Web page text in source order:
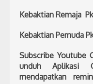
Kebaktian Remaja
Kebaktian Pemuda
Subscribe Youtube
unduh Aplikasi
mendapatkan